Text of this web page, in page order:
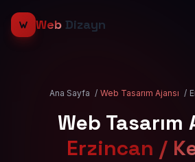
Web Dizayn
Ana Sayfa / Web Tasarım Ajansı /
Web Tasarım
Erzincan /